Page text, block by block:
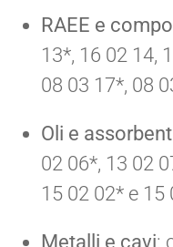
RAEE e
13*, 16 02 14,
08 03 17*, 08
Oli e
02 06*, 13 02
15 02 02* e 15
Metalli e cavi: